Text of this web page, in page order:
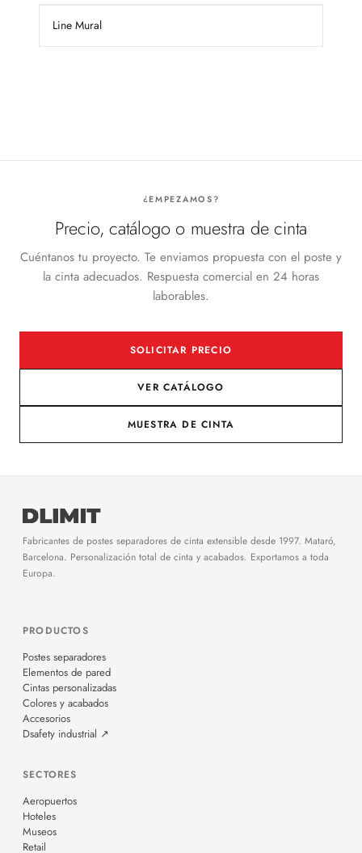
Line Mural
¿EMPEZAMOS?
Precio, catálogo o muestra de cinta
Cuéntanos tu proyecto. Te enviamos propuesta con el poste y
la cinta adecuados. Respuesta comercial en 24 horas
laborables.
SOLICITAR PRECIO
VER CATÁLOGO
MUESTRA DE CINTA
Fabricantes de postes separadores de cinta extensible desde 1997. Mataró,
Barcelona. Personalización total de cinta y acabados. Exportamos a toda
Europa.
PRODUCTOS
Postes separadores
Elementos de pared
Cintas personalizadas
Colores y acabados
Accesorios
Dsafety industrial ↗
SECTORES
Aeropuertos
Hoteles
Museos
Retail